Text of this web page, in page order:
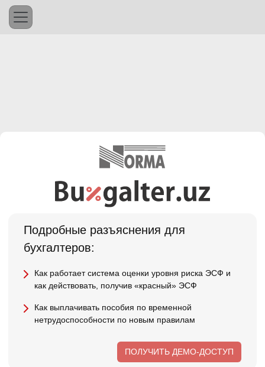
Подробные разъяснения для
бухгалтеров:
Как работает система оценки уровня риска ЭСФ и
как действовать, получив «красный» ЭСФ
Как выплачивать пособия по временной
нетрудоспособности по новым правилам
ПОЛУЧИТЬ ДЕМО-ДОСТУП